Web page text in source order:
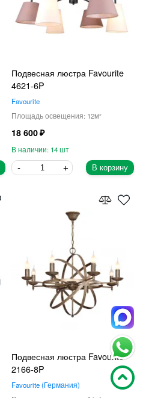
Подвесная люстра Favourite
4621-6P
Favourite
12
18 600
14
В корзину
Подвесная люстра Favourite
2166-8P
Favourite Германия